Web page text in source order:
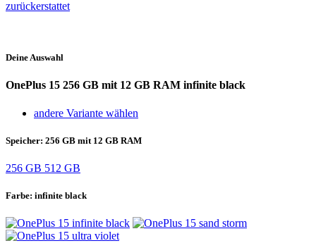
zurückerstattet
Deine Auswahl
OnePlus 15 256 GB mit 12 GB RAM infinite black
andere Variante wählen
Speicher: 256 GB mit 12 GB RAM
256 GB 512 GB
Farbe: infinite black